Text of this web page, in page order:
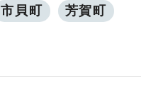
市貝町 芳賀町